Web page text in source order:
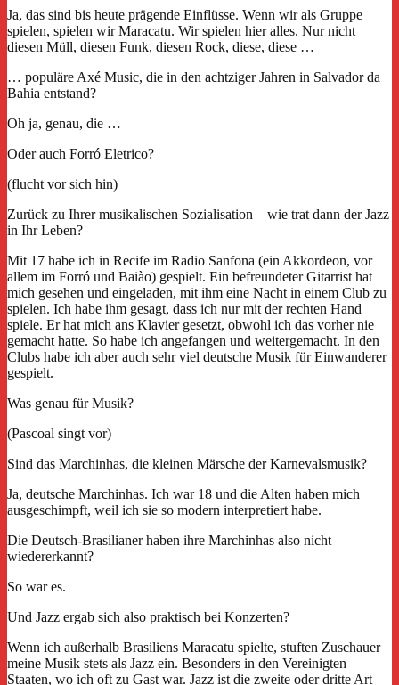
Ja, das sind bis heute prägende Einflüsse. Wenn wir als Gruppe
spielen, spielen wir Maracatu. Wir spielen hier alles. Nur nicht
diesen Müll, diesen Funk, diesen Rock, diese, diese …
… populäre Axé Music, die in den achtziger Jahren in Salvador da
Bahia entstand?
Oh ja, genau, die …
Oder auch Forró Eletrico?
(flucht vor sich hin)
Zurück zu Ihrer musikalischen Sozialisation – wie trat dann der Jazz
in Ihr Leben?
Mit 17 habe ich in Recife im Radio Sanfona (ein Akkordeon, vor
allem im Forró und Baiào) gespielt. Ein befreundeter Gitarrist hat
mich gesehen und eingeladen, mit ihm eine Nacht in einem Club zu
spielen. Ich habe ihm gesagt, dass ich nur mit der rechten Hand
spiele. Er hat mich ans Klavier gesetzt, obwohl ich das vorher nie
gemacht hatte. So habe ich angefangen und weitergemacht. In den
Clubs habe ich aber auch sehr viel deutsche Musik für Einwanderer
gespielt.
Was genau für Musik?
(Pascoal singt vor)
Sind das Marchinhas, die kleinen Märsche der Karnevalsmusik?
Ja, deutsche Marchinhas. Ich war 18 und die Alten haben mich
ausgeschimpft, weil ich sie so modern interpretiert habe.
Die Deutsch-Brasilianer haben ihre Marchinhas also nicht
wiedererkannt?
So war es.
Und Jazz ergab sich also praktisch bei Konzerten?
Wenn ich außerhalb Brasiliens Maracatu spielte, stuften Zuschauer
meine Musik stets als Jazz ein. Besonders in den Vereinigten
Staaten, wo ich oft zu Gast war. Jazz ist die zweite oder dritte Art